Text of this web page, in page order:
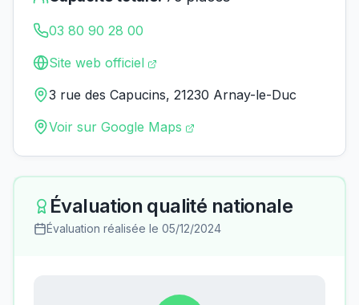
03 80 90 28 00
Site web officiel
3 rue des Capucins, 21230 Arnay-le-Duc
Voir sur Google Maps
Évaluation qualité nationale
Évaluation réalisée le 05/12/2024